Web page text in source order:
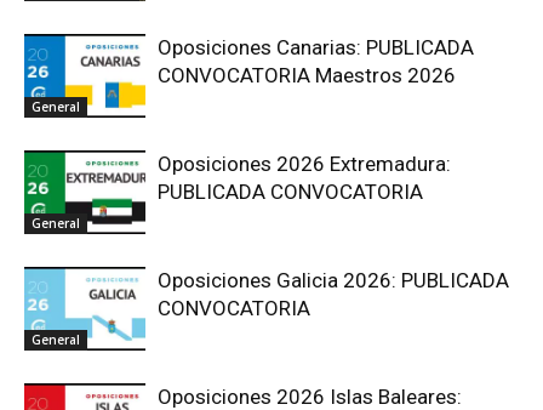
General
Oposiciones Canarias: PUBLICADA
CONVOCATORIA Maestros 2026
General
Oposiciones 2026 Extremadura:
PUBLICADA CONVOCATORIA
General
Oposiciones Galicia 2026: PUBLICADA
CONVOCATORIA
Oposiciones 2026 Islas Baleares: